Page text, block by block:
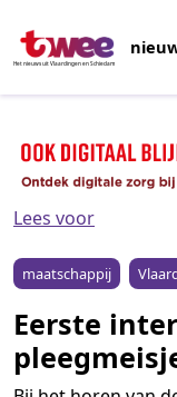
Het nieuws uit Vlaardingen en Schiedam
Lees voor
maatschappij
Eerste